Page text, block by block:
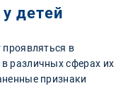
детей
в
различных сферах их
признаки